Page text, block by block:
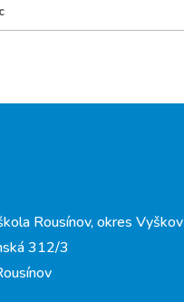
Rousínov, okres Vyškov
312/3